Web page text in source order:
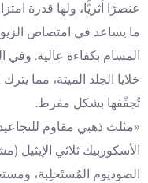
عنصرًا أثريًّا، ولها قدرة
ما يساعد في امتصاص
المسام بكفاءة عالية.
خلايا الجلد الميتة، مما
تُجفّفها بشكل مفرط.
«مثلث ذهبي مقاوم
الأسكوربيك ثلاثي الإيثيل
الصوديوم المُستَحلِبة،